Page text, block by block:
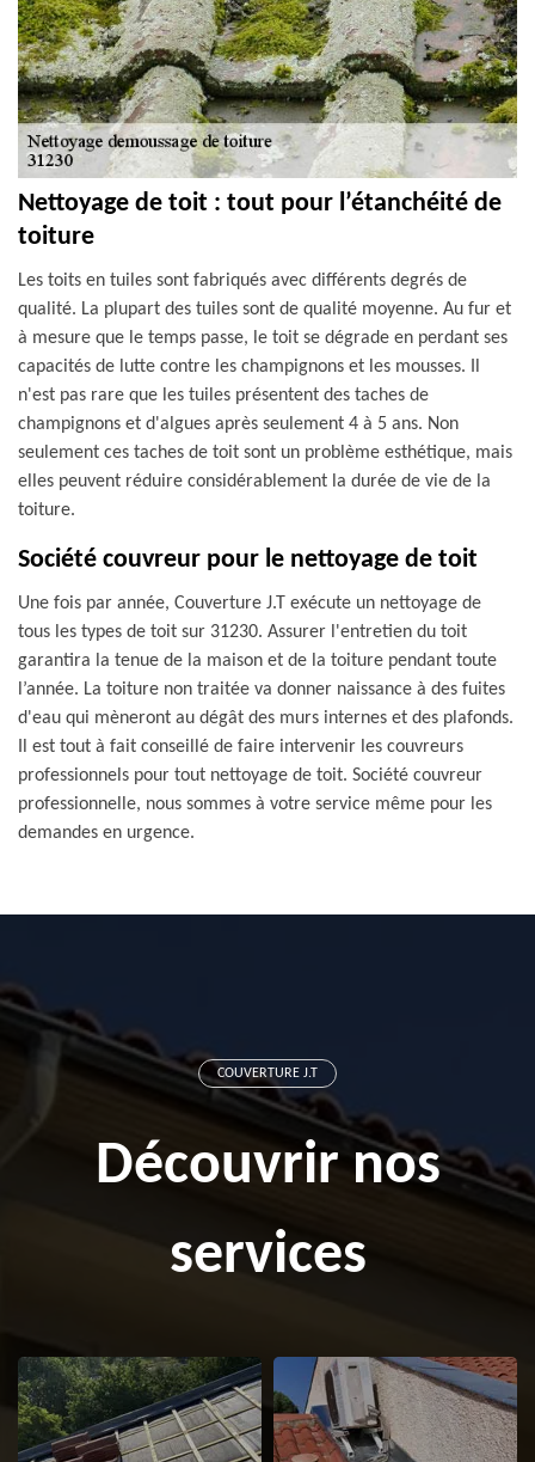
Nettoyage de toit : tout pour l’étanchéité de
toiture
Les toits en tuiles sont fabriqués avec différents degrés de
qualité. La plupart des tuiles sont de qualité moyenne. Au fur et
à mesure que le temps passe, le toit se dégrade en perdant ses
capacités de lutte contre les champignons et les mousses. Il
n'est pas rare que les tuiles présentent des taches de
champignons et d'algues après seulement 4 à 5 ans. Non
seulement ces taches de toit sont un problème esthétique, mais
elles peuvent réduire considérablement la durée de vie de la
toiture.
Société couvreur pour le nettoyage de toit
Une fois par année, Couverture J.T exécute un nettoyage de
tous les types de toit sur 31230. Assurer l'entretien du toit
garantira la tenue de la maison et de la toiture pendant toute
l’année. La toiture non traitée va donner naissance à des fuites
d'eau qui mèneront au dégât des murs internes et des plafonds.
Il est tout à fait conseillé de faire intervenir les couvreurs
professionnels pour tout nettoyage de toit. Société couvreur
professionnelle, nous sommes à votre service même pour les
demandes en urgence.
COUVERTURE J.T
Découvrir nos
services